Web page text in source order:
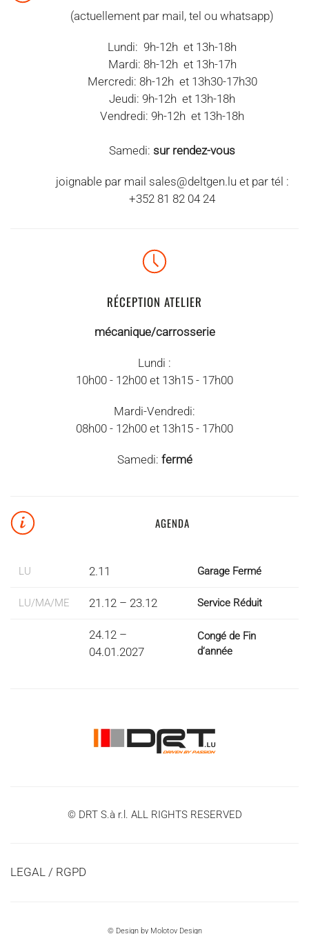
(actuellement par mail, tel ou whatsapp)
Lundi: 9h-12h et 13h-18h
Mardi: 8h-12h et 13h-17h
Mercredi: 8h-12h et 13h30-17h30
Jeudi: 9h-12h et 13h-18h
Vendredi: 9h-12h et 13h-18h
Samedi: sur rendez-vous
joignable par mail sales@deltgen.lu et par tél :
+352 81 82 04 24
RÉCEPTION ATELIER
mécanique/carrosserie
Lundi :
10h00 - 12h00 et 13h15 - 17h00
Mardi-Vendredi:
08h00 - 12h00 et 13h15 - 17h00
Samedi: fermé
AGENDA
LU 2.11 Garage Fermé
LU/MA/ME 21.12 – 23.12 Service Réduit
24.12 –
04.01.2027
Congé de Fin
d‘année
© DRT S.à r.l. ALL RIGHTS RESERVED
LEGAL / RGPD
© Design by Molotov Design